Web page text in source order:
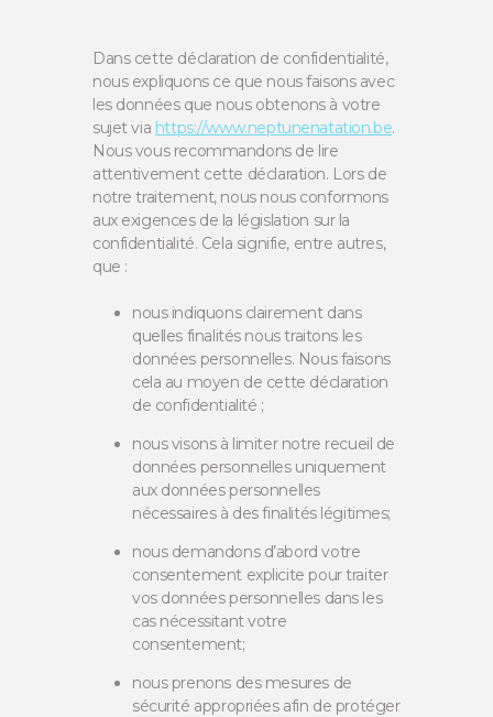
Dans cette déclaration de confidentialité,
nous expliquons ce que nous faisons avec
les données que nous obtenons à votre
sujet via https://www.neptunenatation.be.
Nous vous recommandons de lire
attentivement cette déclaration. Lors de
notre traitement, nous nous conformons
aux exigences de la législation sur la
confidentialité. Cela signifie, entre autres,
que :
nous indiquons clairement dans
quelles finalités nous traitons les
données personnelles. Nous faisons
cela au moyen de cette déclaration
de confidentialité ;
nous visons à limiter notre recueil de
données personnelles uniquement
aux données personnelles
nécessaires à des finalités légitimes;
nous demandons d’abord votre
consentement explicite pour traiter
vos données personnelles dans les
cas nécessitant votre
consentement;
nous prenons des mesures de
sécurité appropriées afin de protéger